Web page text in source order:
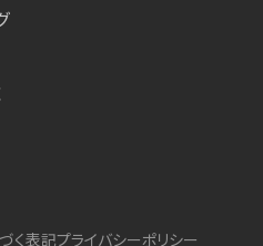
く表記プライバシーポリシー